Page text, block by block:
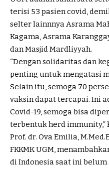
terisi 53 pasien covid,
selter lainnnya Asrama
Kagama, Asrama
dan Masjid Mardliyyah.
“Dengan solidaritas dan
penting untuk mengatasi
Selain itu, semoga 70
vaksin dapat tercapai. Ini
Covid-19, semoga bisa
terbentuk herd immunity,”
Prof. dr. Ova Emilia,
FKKMK UGM,
di Indonesia saat ini